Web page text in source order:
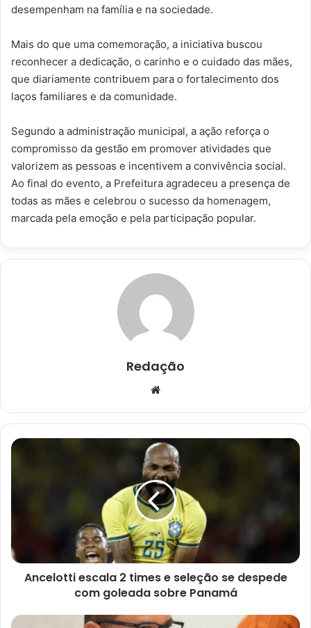
desempenham na família e na sociedade.
Mais do que uma comemoração, a iniciativa buscou
reconhecer a dedicação, o carinho e o cuidado das mães,
que diariamente contribuem para o fortalecimento dos
laços familiares e da comunidade.
Segundo a administração municipal, a ação reforça o
compromisso da gestão em promover atividades que
valorizem as pessoas e incentivem a convivência social.
Ao final do evento, a Prefeitura agradeceu a presença de
todas as mães e celebrou o sucesso da homenagem,
marcada pela emoção e pela participação popular.
Redação
Ancelotti
despede
com
goleada
Ancelotti escala 2 times e seleção se despede
com goleada sobre Panamá
Vereador